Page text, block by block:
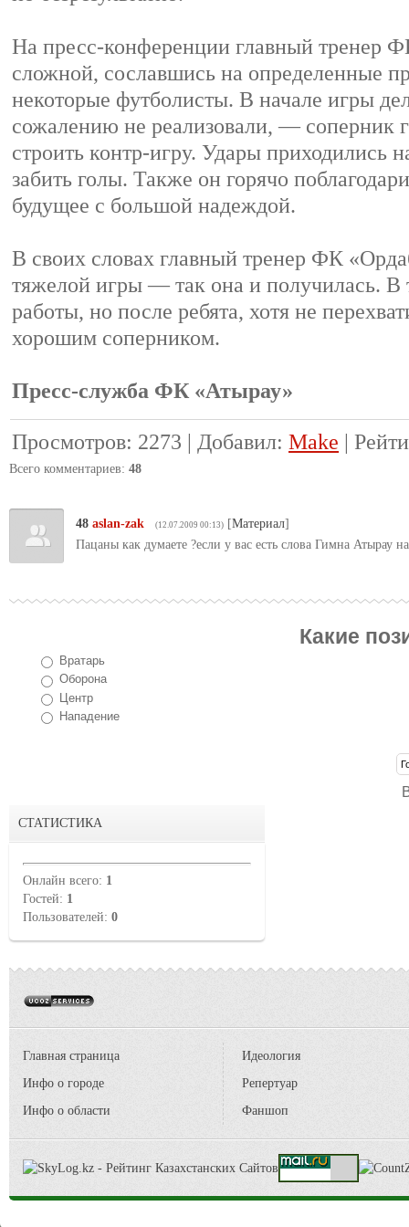
На пресс-конференции главный тренер
сложной, сославшись на определенные
некоторые футболисты. В начале игры
сожалению не реализовали, — соперник
строить контр-игру. Удары приходились
забить голы. Также он горячо
будущее с большой надеждой.
В своих словах главный тренер ФК
тяжелой игры — так она и получилась. В
работы, но после ребята, хотя не
хорошим соперником.
Пресс-служба ФК «Атырау»
Просмотров: 2273 | Добавил: Make |
Всего комментариев: 48
48 aslan-zak (12.07.2009 00:13) [Материал]
Пацаны как думаете ?если у вас есть слова Гимна Атырау
Какие
Вратарь
Оборона
Центр
Нападение
СТАТИСТИКА
Онлайн всего: 1
Гостей: 1
Пользователей: 0
Главная страница
Инфо о городе
Инфо о области
Идеология
Репертуар
Фаншоп